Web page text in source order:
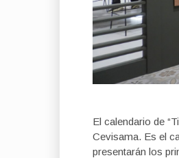
El calendario de
Cevisama. Es el
presentarán los